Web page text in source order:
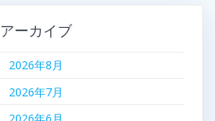
アーカイブ
2026年8月
2026年7月